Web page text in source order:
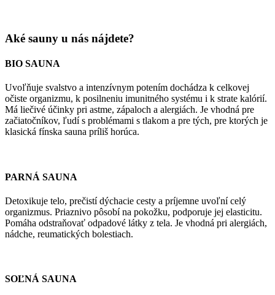
Aké sauny u nás nájdete?
BIO SAUNA
Uvoľňuje svalstvo a intenzívnym potením dochádza k celkovej
očiste organizmu, k posilneniu imunitného systému i k strate kalórií.
Má liečivé účinky pri astme, zápaloch a alergiách. Je vhodná pre
začiatočníkov, ľudí s problémami s tlakom a pre tých, pre ktorých je
klasická fínska sauna príliš horúca.
PARNÁ SAUNA
Detoxikuje telo, prečistí dýchacie cesty a príjemne uvoľní celý
organizmus. Priaznivo pôsobí na pokožku, podporuje jej elasticitu.
Pomáha odstraňovať odpadové látky z tela. Je vhodná pri alergiách,
nádche, reumatických bolestiach.
SOĽNÁ SAUNA